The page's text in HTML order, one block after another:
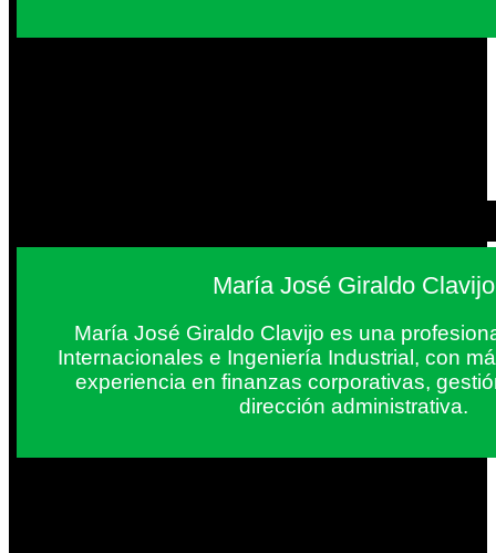
María José Giraldo Clavijo
María José Giraldo Clavijo es una
Internacionales e Ingeniería Industrial, con
experiencia en finanzas corporativas,
dirección administrativa.